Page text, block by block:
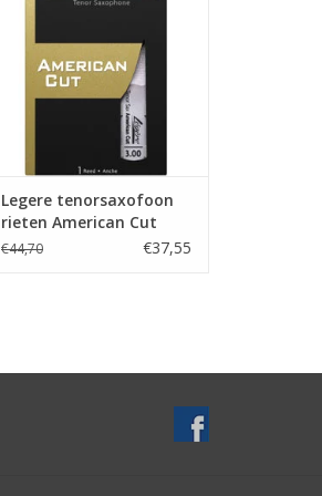
Legere tenorsaxofoon
rieten American Cut
€44,70 €37,55